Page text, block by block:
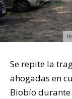
Se repite la
ahogadas en
Biobío durante